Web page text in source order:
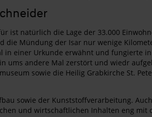
ist natürlich die Lage der 33.000
die Mündung der Isar nur wenige
einer Urkunde erwähnt und fungierte
ums andere Mal zerstört und wiedr
sowie die Heilig Grabkirche St.
sowie der Kunststoffverarbeitung.
und wirtschaftlichen Inhalten eng